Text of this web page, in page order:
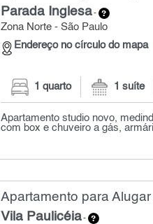
Parada Inglesa-
Zona Norte - São Paulo
Endereço no círculo do mapa
1 quarto 1 suíte
Apartamento studio novo,
com box e chuveiro a gás,
Apartamento para
Vila Paulicéia-